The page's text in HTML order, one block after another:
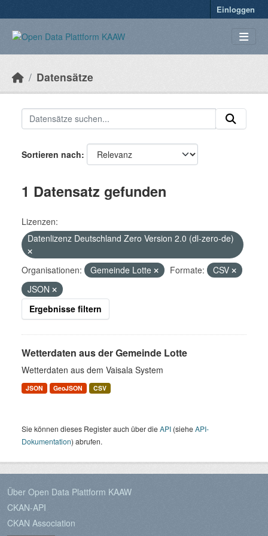
Einloggen
Datensätze
Sortieren nach
1 Datensatz gefunden
Lizenzen:
Datenlizenz Deutschland Zero Version 2.0 (dl-zero-de)
Organisationen: Gemeinde Lotte Formate:
CSV
JSON
Ergebnisse filtern
Wetterdaten aus der Gemeinde Lotte
Wetterdaten aus dem Vaisala System
JSON GeoJSON CSV
Sie können dieses Register auch über dieAPI (sieheAPI-
Dokumentation) abrufen.
Über Open Data Plattform KAAW
CKAN-API
CKAN Association